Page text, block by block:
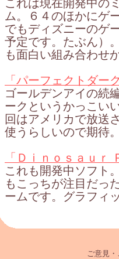
これは現在開発中の
ム。６４のほかにゲ
でもディズニーのゲ
予定です。たぶん）
も面白い組み合わせ
「パーフェクトダー
ゴールデンアイの続
ークというかっこい
回はアメリカで放送
使うらしいので期待
「Ｄｉｎｏｓａｕｒ
これも開発中ソフト
もこっちが注目だっ
ームです。グラフィ
ご意見